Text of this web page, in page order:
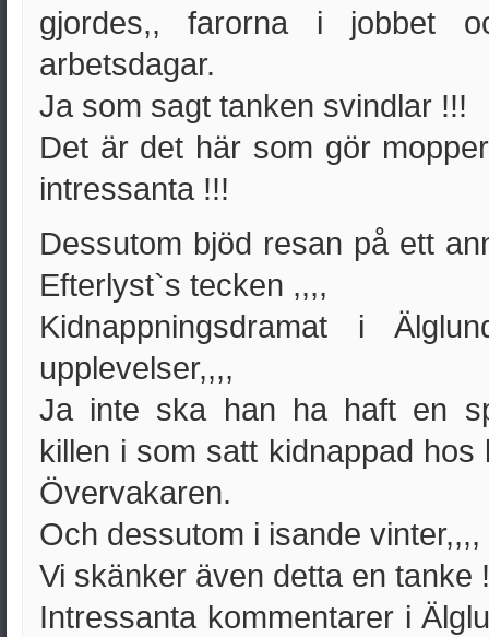
gjordes,, farorna i jobbet
arbetsdagar.
Ja som sagt tanken svindlar !!!
Det är det här som gör
intressanta !!!
Dessutom bjöd resan på ett
Efterlyst`s tecken ,,,,
Kidnappningsdramat i
upplevelser,,,,
Ja inte ska han ha haft en
killen i som satt kidnappad hos
Övervakaren.
Och dessutom i isande vinter,,,,
Vi skänker även detta en tanke
Intressanta kommentarer i